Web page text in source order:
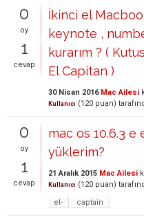
0
oy
1
cevap
İkinci el
keynote ,
kurarım ? (
El Capitan )
30 Nisan 2016 Mac Ailesi
Kullanıcı (120 puan)
0
oy
1
cevap
mac os 10.6.3 e
yüklerim?
21 Aralık 2015 Mac Ailesi
Kullanıcı (120 puan)
el-
captain